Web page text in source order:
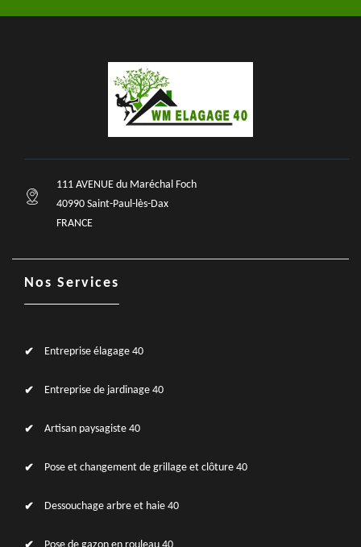
111 AVENUE du Maréchal Foch
40990 Saint-Paul-lès-Dax
FRANCE
Nos Services
Entreprise élagage 40
Entreprise de jardinage 40
Artisan paysagiste 40
Pose et changement de grillage et clôture 40
Dessouchage arbre et haie 40